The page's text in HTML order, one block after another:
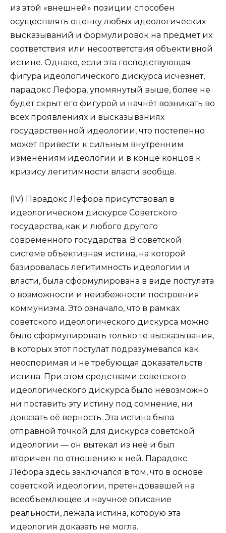
из этой «внешней» позиции способен
осуществлять оценку любых идеологических
высказываний и формулировок на предмет их
соответствия или несоответствия объективной
истине. Однако, если эта господствующая
фигура идеологического дискурса исчезнет,
парадокс Лефора, упомянутый выше, более не
будет скрыт его фигурой и начнёт возникать во
всех проявлениях и высказываниях
государственной идеологии, что постепенно
может привести к сильным внутренним
изменениям идеологии и в конце концов к
кризису легитимности власти вообще.
(IV) Парадокс Лефора присутствовал в
идеологическом дискурсе Советского
государства, как и любого другого
современного государства. В советской
системе объективная истина, на которой
базировалась легитимность идеологии и
власти, была сформулирована в виде постулата
о возможности и неизбежности построения
коммунизма. Это означало, что в рамках
советского идеологического дискурса можно
было сформулировать только те высказывания,
в которых этот постулат подразумевался как
неоспоримая и не требующая доказательств
истина. При этом средствами советского
идеологического дискурса было невозможно
ни поставить эту истину под сомнение, ни
доказать её верность. Эта истина была
отправной точкой для дискурса советской
идеологии — он вытекал из неё и был
вторичен по отношению к ней. Парадокс
Лефора здесь заключался в том, что в основе
советской идеологии, претендовавшей на
всеобъемлющее и научное описание
реальности, лежала истина, которую эта
идеология доказать не могла.